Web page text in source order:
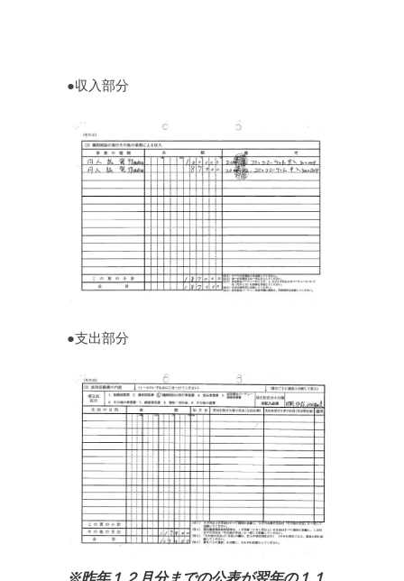
●収入部分
●支出部分